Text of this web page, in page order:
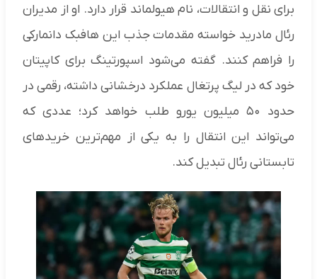
برای نقل‌ و انتقالات، نام هیولماند قرار دارد. او از مدیران
رئال مادرید خواسته مقدمات جذب این هافبک دانمارکی
را فراهم کنند. گفته می‌شود اسپورتینگ برای کاپیتان
خود که در لیگ پرتغال عملکرد درخشانی داشته، رقمی در
حدود ۵۰ میلیون یورو طلب خواهد کرد؛ عددی که
می‌تواند این انتقال را به یکی از مهم‌ترین خریدهای
تابستانی رئال تبدیل کند.